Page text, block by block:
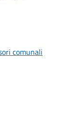
comunali